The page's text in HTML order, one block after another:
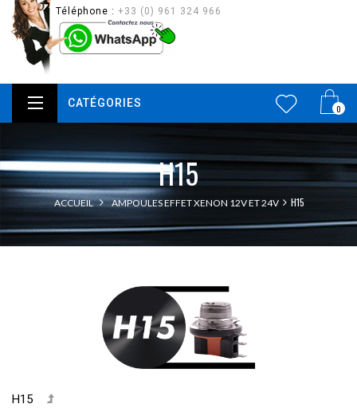
Téléphone : +33 (0) 961 324 966
0
CATÉGORIES
H15
ACCUEIL AMPOULES EFFET XENON 12V ET 24V H15
H15